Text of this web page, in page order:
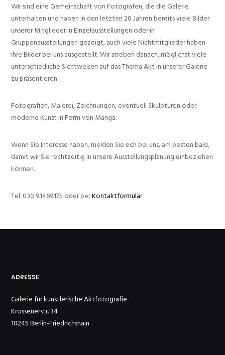
Wir sind eine Gemeinschaft von Fotografen, die die Galerie
unterhalten und haben in den letzten 20 Jahren bereits viele Bilder
unserer Mitglieder in Einzelausstellungen oder in
Gruppenausstellungen gezeigt, auch viele Nichtmitglieder haben
ihre Bilder bei uns ausgestellt. Wir streben danach, möglichst viele
unterschiedliche Sichtweisen auf das Thema Akt in unserer Galerie
zu präsentieren.
Fotografien, Malerei, Zeichnungen, eventuell Skulpturen oder
moderne Kunst in Form von Manga.
Wenn Sie Interesse haben, melden Sie sich bei uns, am besten bald,
damit wir Sie rechtzeitig in unsere Ausstellungsplanung einbeziehen
können.
Tel. 030 91469175 oder perKontaktformular.
ADRESSE
Galerie für künstlerische Aktfotografie
Krossenerstr. 34
10245 Berlin-Friedrichshain